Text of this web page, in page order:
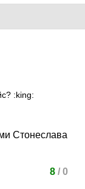
:king:
Стонеслава
8/ 0